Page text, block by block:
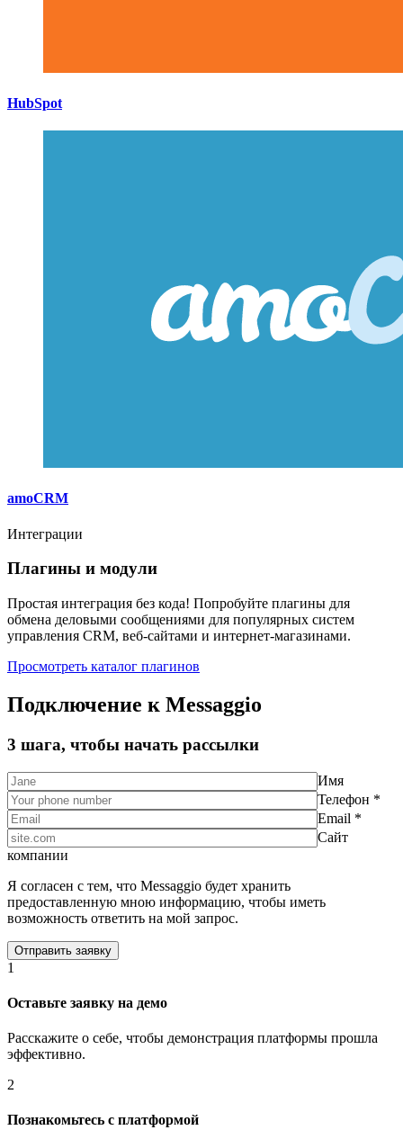
HubSpot
amoCRM
Интеграции
Плагины и модули
Простая интеграция без кода! Попробуйте плагины для
обмена деловыми сообщениями для популярных систем
управления CRM, веб-сайтами и интернет-магазинами.
Просмотреть каталог плагинов
Подключение к Messaggio
3 шага, чтобы начать рассылки
Имя
Телефон *
Email *
Сайт
компании
Я согласен с тем, что Messaggio будет хранить
предоставленную мною информацию, чтобы иметь
возможность ответить на мой запрос.
1
Оставьте заявку на демо
Расскажите о себе, чтобы демонстрация платформы прошла
эффективно.
2
Познакомьтесь с платформой